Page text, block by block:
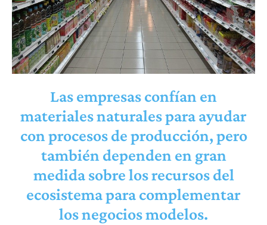
Las empresas confían en
materiales naturales para ayudar
con procesos de producción, pero
también dependen en gran
medida sobre los recursos del
ecosistema para complementar
los negocios modelos.